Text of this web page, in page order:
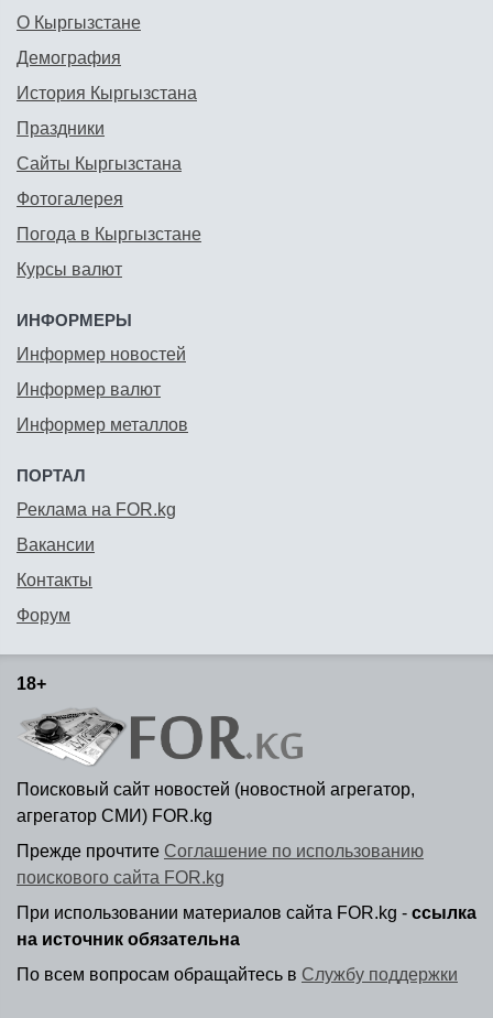
О Кыргызстане
Демография
История Кыргызстана
Праздники
Сайты Кыргызстана
Фотогалерея
Погода в Кыргызстане
Курсы валют
ИНФОРМЕРЫ
Информер новостей
Информер валют
Информер металлов
ПОРТАЛ
Реклама на FOR.kg
Вакансии
Контакты
Форум
18+
Поисковый сайт новостей (новостной агрегатор,
агрегатор СМИ) FOR.kg
Прежде прочтите Соглашение по использованию
поискового сайта FOR.kg
При использовании материалов сайта FOR.kg - ссылка
на источник обязательна
По всем вопросам обращайтесь в Службу поддержки